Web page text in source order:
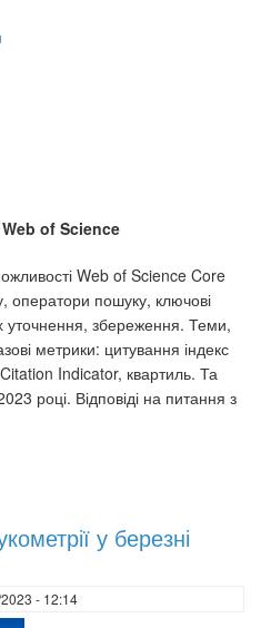
of Science
Web of Science Core
оператори пошуку, ключові
уточнення, збереження. Теми,
метрики: цитування індекс
Indicator, квартиль. Та
році. Відповіді на питання з
у березні
- 12:14